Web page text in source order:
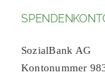
SozialBank AG
Kontonummer